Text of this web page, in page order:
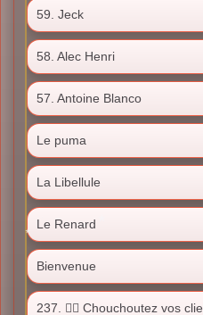
59. Jeck
58. Alec Henri
57. Antoine Blanco
Le puma
La Libellule
Le Renard
Bienvenue
237. ❤️‍🔥 Chouchoutez vos